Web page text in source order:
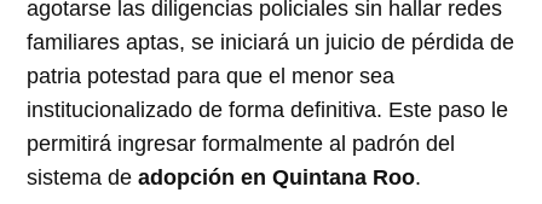
agotarse las diligencias policiales sin hallar redes
familiares aptas, se iniciará un juicio de pérdida de
patria potestad para que el menor sea
institucionalizado de forma definitiva. Este paso le
permitirá ingresar formalmente al padrón del
sistema deadopción en Quintana Roo.